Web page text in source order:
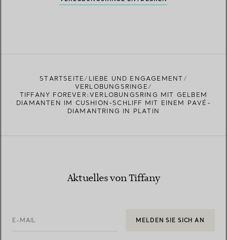
STARTSEITE
LIEBE UND ENGAGEMENT
VERLOBUNGSRINGE
TIFFANY FOREVER:VERLOBUNGSRING MIT GELBEM
DIAMANTEN IM CUSHION-SCHLIFF MIT EINEM PAVÉ-
DIAMANTRING IN PLATIN
Aktuelles von Tiffany
E-MAIL MELDEN SIE SICH AN